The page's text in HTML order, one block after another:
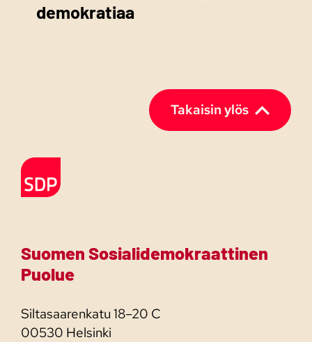
demokratiaa
Takaisin ylös
Etusivulle
Suomen Sosialidemokraattinen
Puolue
Siltasaarenkatu 18–20 C
00530 Helsinki